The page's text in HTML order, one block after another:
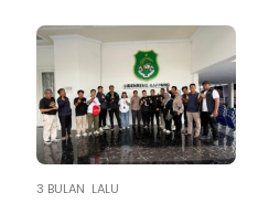
3 BULAN LALU